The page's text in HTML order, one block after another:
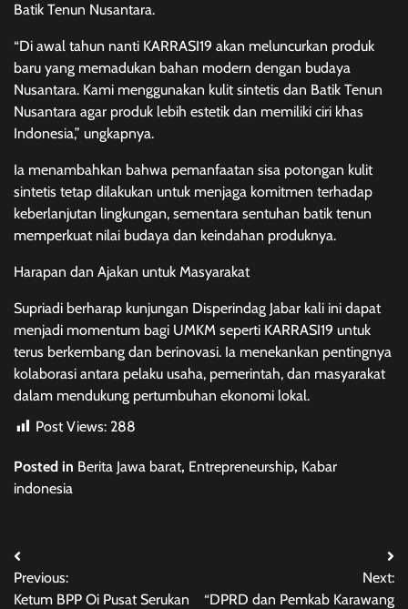
Batik Tenun Nusantara.
“Di awal tahun nanti KARRASI19 akan meluncurkan produk
baru yang memadukan bahan modern dengan budaya
Nusantara. Kami menggunakan kulit sintetis dan Batik Tenun
Nusantara agar produk lebih estetik dan memiliki ciri khas
Indonesia,” ungkapnya.
Ia menambahkan bahwa pemanfaatan sisa potongan kulit
sintetis tetap dilakukan untuk menjaga komitmen terhadap
keberlanjutan lingkungan, sementara sentuhan batik tenun
memperkuat nilai budaya dan keindahan produknya.
Harapan dan Ajakan untuk Masyarakat
Supriadi berharap kunjungan Disperindag Jabar kali ini dapat
menjadi momentum bagi UMKM seperti KARRASI19 untuk
terus berkembang dan berinovasi. Ia menekankan pentingnya
kolaborasi antara pelaku usaha, pemerintah, dan masyarakat
dalam mendukung pertumbuhan ekonomi lokal.
Post Views: 288
Posted in Berita Jawa barat, Entrepreneurship, Kabar
indonesia
Post
navigation
Previous:
Ketum BPP Oi Pusat Serukan
Next:
“DPRD dan Pemkab Karawang